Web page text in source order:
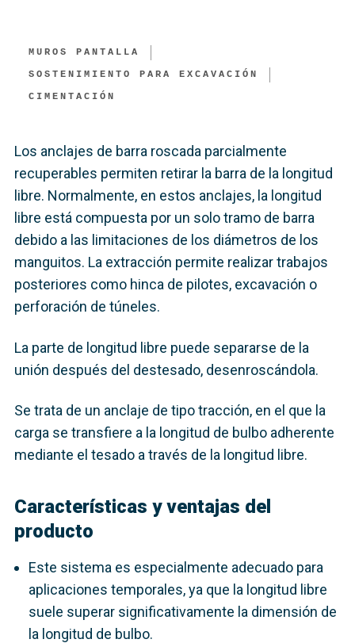
MUROS PANTALLA
SOSTENIMIENTO PARA EXCAVACIÓN
CIMENTACIÓN
Los anclajes de barra roscada parcialmente
recuperables permiten retirar la barra de la longitud
libre. Normalmente, en estos anclajes, la longitud
libre está compuesta por un solo tramo de barra
debido a las limitaciones de los diámetros de los
manguitos. La extracción permite realizar trabajos
posteriores como hinca de pilotes, excavación o
perforación de túneles.
La parte de longitud libre puede separarse de la
unión después del destesado, desenroscándola.
Se trata de un anclaje de tipo tracción, en el que la
carga se transfiere a la longitud de bulbo adherente
mediante el tesado a través de la longitud libre.
Características y ventajas del
producto
Este sistema es especialmente adecuado para
aplicaciones temporales, ya que la longitud libre
suele superar significativamente la dimensión de
la longitud de bulbo.